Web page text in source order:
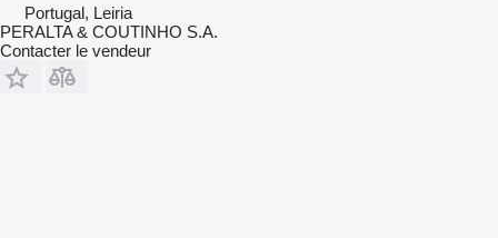
Portugal, Leiria
PERALTA & COUTINHO S.A.
Contacter le vendeur